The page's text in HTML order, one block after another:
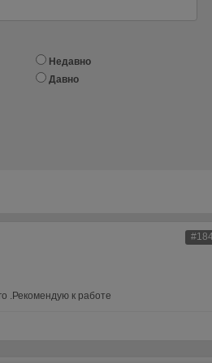
Недавно
Давно
.Рекомендую к работе